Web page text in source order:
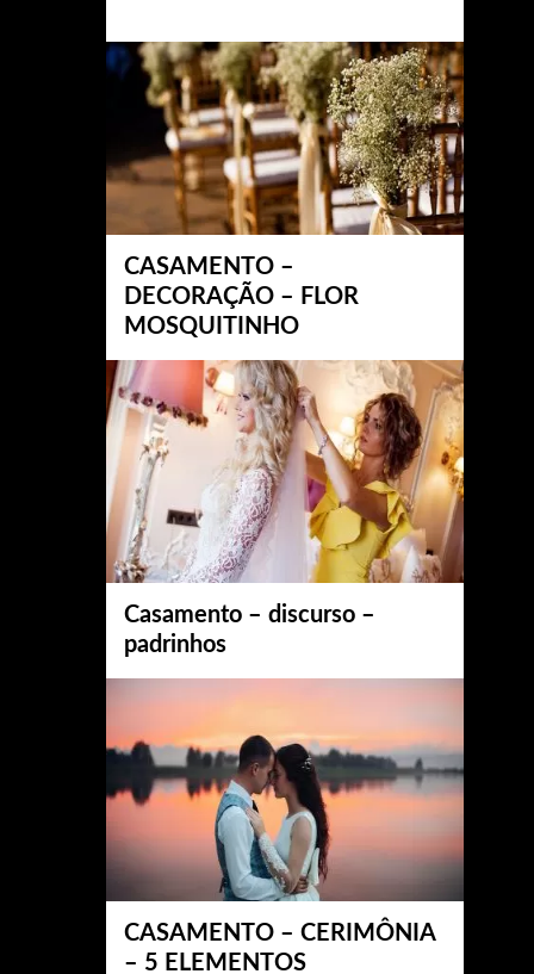
CASAMENTO –
DECORAÇÃO – FLOR
MOSQUITINHO
Casamento – discurso –
padrinhos
CASAMENTO – CERIMÔNIA
– 5 ELEMENTOS